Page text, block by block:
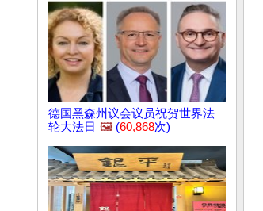
德国黑森州议会议员祝贺世界法
轮大法日 🖼️ (60,868次)